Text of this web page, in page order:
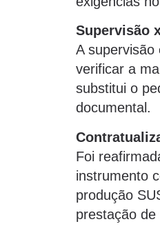
Supervisão
A supervisão
verificar a
substitui o
documental.
Foi
instrumento
produção
prestação de